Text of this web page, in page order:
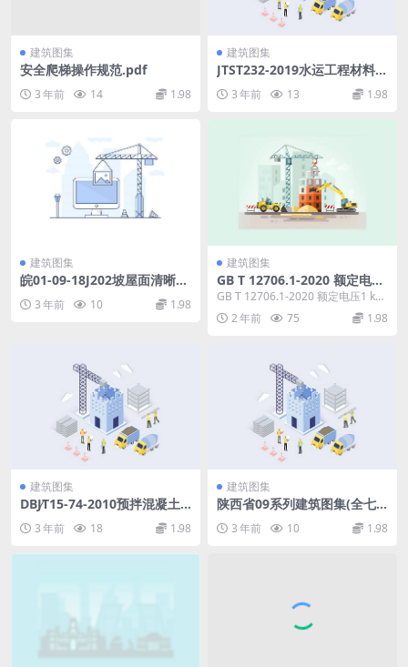
建筑图集
安全爬梯操作规范.pdf
3 年前 14 1.98
建筑图集
JTST232-2019水运工程材料试
3 年前 13 1.98
建筑图集
皖01-09-18J202坡屋面清晰
3 年前 10 1.98
建筑图集
GB T 12706.1-2020 额定电压
1 kV(Um=1.2 kV)到35 kV(U
m=40.5 kV)挤包绝缘电力电
缆及附件 第1部分：额定电
GB T 12706.1-2020 额定电压1 kV
(Um=1.2 kV)到35...
2 年前 75 1.98
建筑图集
DBJ∕T15-74-2010预拌混凝土
3 年前 18 1.98
建筑图集
陕西省09系列建筑图集(全七
3 年前 10 1.98